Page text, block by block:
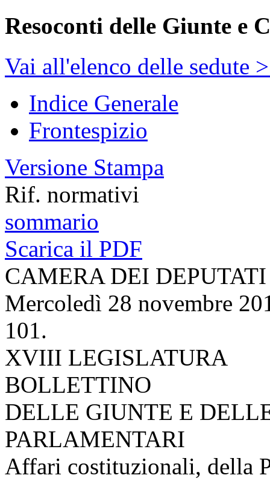
Resoconti delle Giunte e
Vai all'elenco delle sedute
Indice Generale
Frontespizio
Versione Stampa
Rif. normativi
sommario
Scarica il PDF
CAMERA DEI DEPUTATI
Mercoledì 28 novembre
101.
XVIII LEGISLATURA
BOLLETTINO
DELLE GIUNTE E
PARLAMENTARI
Affari costituzionali, della